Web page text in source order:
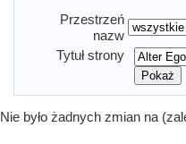
Przestrzeń
nazw
Tytuł strony
Nie było żadnych zmian na